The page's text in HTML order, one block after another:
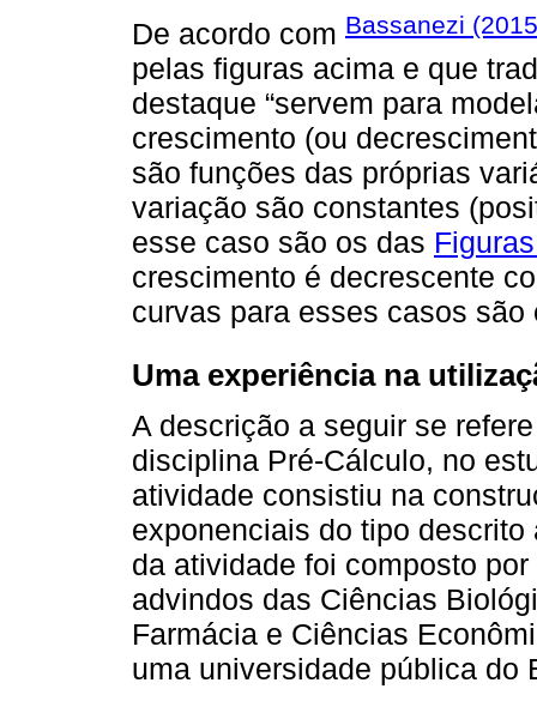
De acordo com Bassanezi (2015
pelas figuras acima e que
destaque “servem para
crescimento (ou
são funções das próprias
variação são constantes
esse caso são os das
crescimento é decrescente
curvas para esses casos
Uma experiência na
A descrição a seguir se
disciplina Pré-Cálculo, no
atividade consistiu na
exponenciais do tipo
da atividade foi composto
advindos das Ciências
Farmácia e Ciências
uma universidade pública do